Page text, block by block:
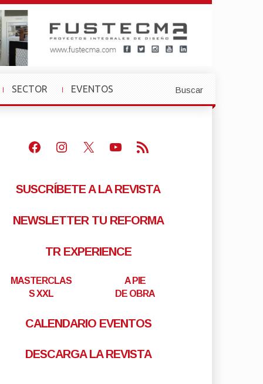
SECTOR
»
EVENTOS
»
Buscar
Facebook
Instagram
X Youtube
Feed RSS
SUSCRÍBETE A LA REVISTA
NEWSLETTER TU REFORMA
TR EXPERIENCE
MASTERCLAS
S XXL
A PIE
DE OBRA
CALENDARIO EVENTOS
DESCARGA LA REVISTA